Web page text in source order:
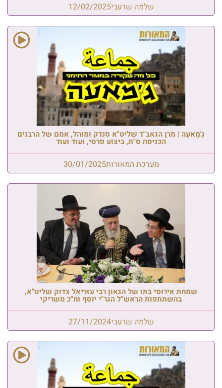
שלמה שרעבי12/02/2025
גַ'מַאעַה | מרן הגאב"ד שליט"א סנדק ומוהל, אמם של הרבנים
הכניסה ס"ת, ביצוע פרסי, ועוד ועוד
מערכת המאורות30/01/2025
שמחת אירוסי בתו של הגאון רבי עזריאל צדוק שליט"א,
בהשתתפות הראש"ל הגר"י יוסף וח"כ משריקי
שלמה שרעבי27/11/2024